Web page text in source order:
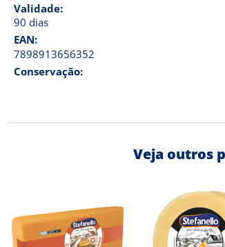
Validade:
90 dias
EAN:
7898913656352
Conservação:
Veja outros